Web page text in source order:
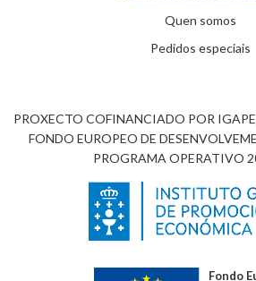
Quen somos
Pedidos especiais
PROXECTO COFINANCIADO POR
FONDO EUROPEO DE
PROGRAMA OPERATIVO
Fondo